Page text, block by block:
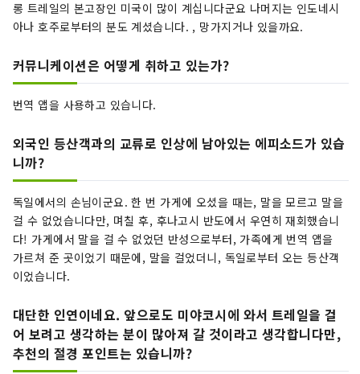
롱 트레일의 본고장인 미국이 많이 계십니다군요 나머지는 인도네시
아나 호주로부터의 분도 계셨습니다. , 망가지거나 있을까요.
커뮤니케이션은 어떻게 취하고 있는가?
번역 앱을 사용하고 있습니다.
외국인 등산객과의 교류로 인상에 남아있는 에피소드가 있습
니까?
독일에서의 손님이군요. 한 번 가게에 오셨을 때는, 말을 모르고 말을
걸 수 없었습니다만, 며칠 후, 후나고시 반도에서 우연히 재회했습니
다! 가게에서 말을 걸 수 없었던 반성으로부터, 가족에게 번역 앱을
가르쳐 준 곳이었기 때문에, 말을 걸었더니, 독일로부터 오는 등산객
이었습니다.
대단한 인연이네요. 앞으로도 미야코시에 와서 트레일을 걸
어 보려고 생각하는 분이 많아져 갈 것이라고 생각합니다만,
추천의 절경 포인트는 있습니까?